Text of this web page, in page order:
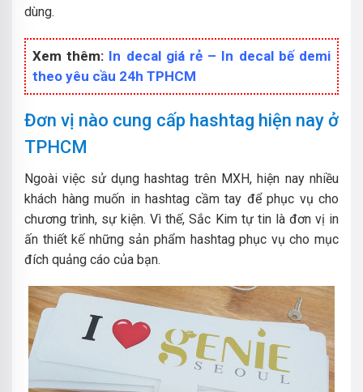
dùng.
Xem thêm: In decal giá rẻ – In decal bế demi
theo yêu cầu 24h TPHCM
Đơn vị nào cung cấp hashtag hiện nay ở
TPHCM
Ngoài việc sử dụng hashtag trên MXH, hiện nay nhiều
khách hàng muốn in hashtag cầm tay để phục vụ cho
chương trình, sự kiện. Vì thế, Sắc Kim tự tin là đơn vị in
ấn thiết kế những sản phẩm hashtag phục vụ cho mục
đích quảng cáo của bạn.